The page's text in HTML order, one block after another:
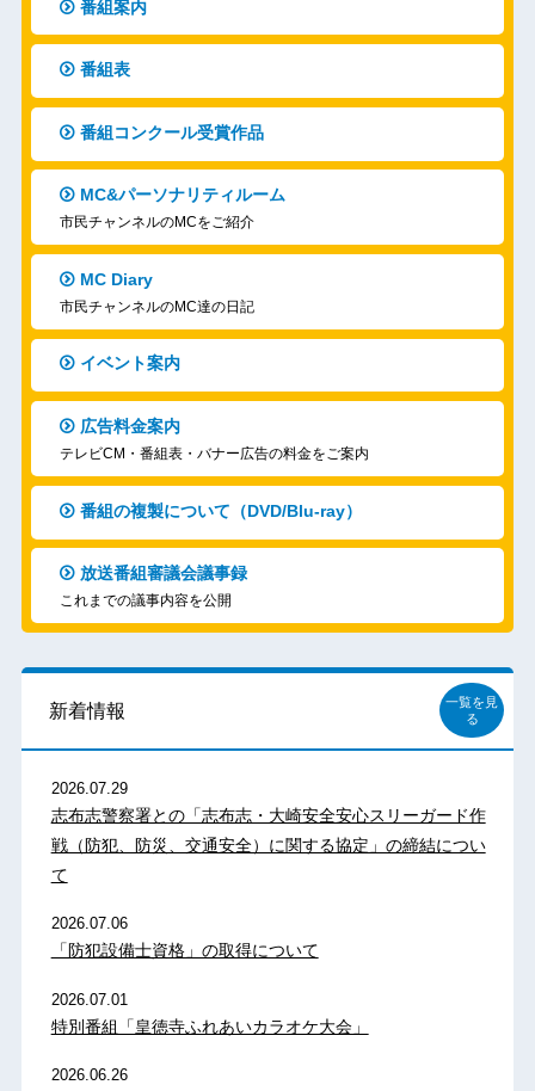
番組案内
番組表
番組コンクール受賞作品
MC&パーソナリティルーム
市民チャンネルのMCをご紹介
MC Diary
市民チャンネルのMC達の日記
イベント案内
広告料金案内
テレビCM・番組表・バナー広告の料金をご案内
番組の複製について（DVD/Blu-ray）
放送番組審議会議事録
これまでの議事内容を公開
新着情報
一覧を見
る
2026.07.29
志布志警察署との「志布志・大崎安全安心スリーガード作
戦（防犯、防災、交通安全）に関する協定」の締結につい
て
2026.07.06
「防犯設備士資格」の取得について
2026.07.01
特別番組「皇徳寺ふれあいカラオケ大会」
2026.06.26